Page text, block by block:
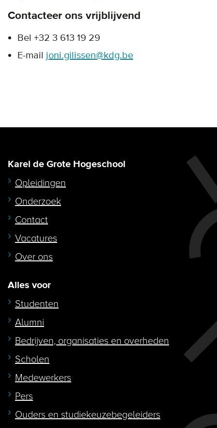
Contacteer ons vrijblijvend
Bel +32 3 613 19 29
E-mail joni.gilissen@kdg.be
Karel de Grote Hogeschool
Opleidingen
Onderzoek
Contact
Vacatures
Over ons
Alles voor
Studenten
Alumni
Bedrijven, organisaties en overheden
Scholen
Medewerkers
Pers
Ouders en studiekeuzebegeleiders